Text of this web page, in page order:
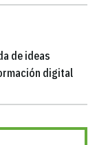
de ideas
digital